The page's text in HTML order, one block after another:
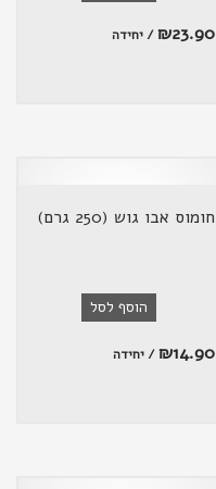
₪23.90 / יחידה
חומוס אבו גוש (250 גרם)
הוסף לסל
₪14.90 / יחידה